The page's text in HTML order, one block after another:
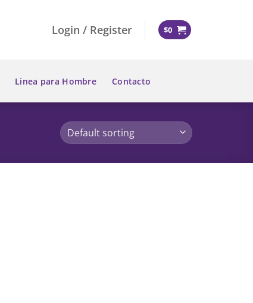
Login / Register $0
Linea para Hombre Contacto